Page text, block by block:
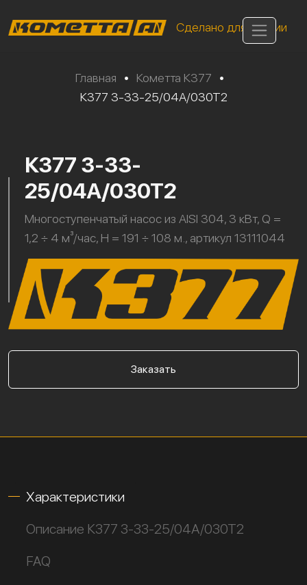
Сделано для России
Главная • Кометта К377
•
К377 3-33-25/04А/030Т2
К377 3-33-
25/04А/030Т2
Многоступенчатый насос из AISI 304, 3 кВт, Q =
1,2 ÷ 4 м³/час, H = 191 ÷ 108 м., артикул 13111044
Заказать
Характеристики
Описание К377 3-33-25/04А/030Т2
FAQ